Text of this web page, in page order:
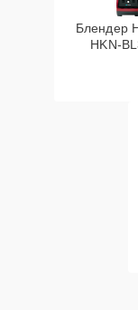
Блендер